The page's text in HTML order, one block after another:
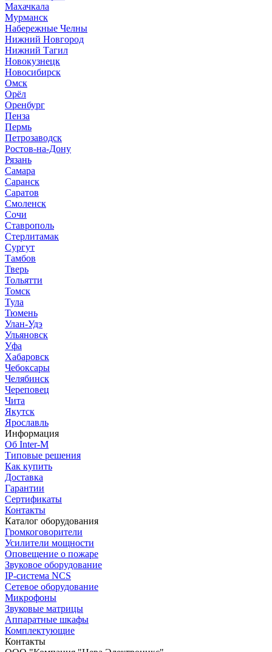
Махачкала
Мурманск
Набережные Челны
Нижний Новгород
Нижний Тагил
Новокузнецк
Новосибирск
Омск
Орёл
Оренбург
Пенза
Пермь
Петрозаводск
Ростов-на-Дону
Рязань
Самара
Саранск
Саратов
Смоленск
Сочи
Ставрополь
Стерлитамак
Сургут
Тамбов
Тверь
Тольятти
Томск
Тула
Тюмень
Улан-Удэ
Ульяновск
Уфа
Хабаровск
Чебоксары
Челябинск
Череповец
Чита
Якутск
Ярославль
Информация
Об Inter-M
Типовые решения
Как купить
Доставка
Гарантии
Сертификаты
Контакты
Каталог оборудования
Громкоговорители
Усилители мощности
Оповещение о пожаре
Звуковое оборудование
IP-система NCS
Сетевое оборудование
Микрофоны
Звуковые матрицы
Аппаратные шкафы
Комплектующие
Контакты